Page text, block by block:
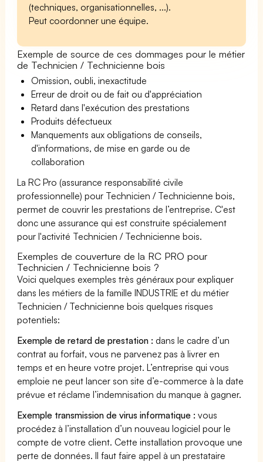
(techniques, organisationnelles, ...).
Peut coordonner une équipe.
Exemple de source de ces dommages pour le métier
de Technicien / Technicienne bois
Omission, oubli, inexactitude
Erreur de droit ou de fait ou d'appréciation
Retard dans l'exécution des prestations
Produits défectueux
Manquements aux obligations de conseils,
d'informations, de mise en garde ou de
collaboration
La RC Pro (assurance responsabilité civile
professionnelle) pour Technicien / Technicienne bois,
permet de couvrir les prestations de l’entreprise. C'est
donc une assurance qui est construite spécialement
pour l'activité Technicien / Technicienne bois.
Exemples de couverture de la RC PRO pour
Technicien / Technicienne bois ?
Voici quelques exemples très généraux pour expliquer
dans les métiers de la famille INDUSTRIE et du métier
Technicien / Technicienne bois quelques risques
potentiels:
Exemple de retard de prestation : dans le cadre d’un
contrat au forfait, vous ne parvenez pas à livrer en
temps et en heure votre projet. L’entreprise qui vous
emploie ne peut lancer son site d’e-commerce à la date
prévue et réclame l’indemnisation du manque à gagner.
Exemple transmission de virus informatique : vous
procédez à l’installation d’un nouveau logiciel pour le
compte de votre client. Cette installation provoque une
perte de données. Il faut faire appel à un prestataire